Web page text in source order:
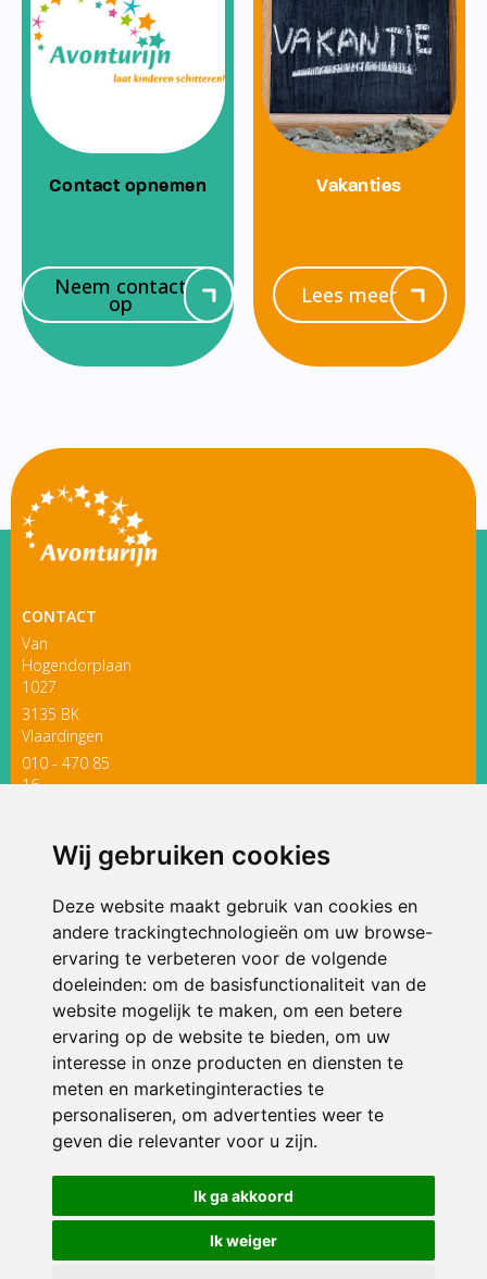
Wij gebruiken cookies
Deze website maakt gebruik van cookies en
andere trackingtechnologieën om uw browse-
ervaring te verbeteren voor de volgende
doeleinden: om de basisfunctionaliteit van de
website mogelijk te maken, om een betere
ervaring op de website te bieden, om uw
interesse in onze producten en diensten te
meten en marketinginteracties te
personaliseren, om advertenties weer te
geven die relevanter voor u zijn.
Ik ga akkoord
Ik weiger
Contact opnemen
Neem contact
op
Vakanties
Lees meer
CONTACT
Van
Hogendorplaan
1027
3135 BK
Vlaardingen
010 - 470 85
16
ONDERDEEL VAN
© 2026 Avonturijn | Alle rechten voorbehouden
Privacy policy|Disclaimer| Klachtenregeling|RSIN en Anbi
voorkeuren
Crealisatie The MindOffice